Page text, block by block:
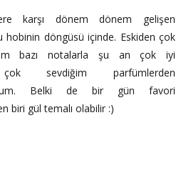
karşı dönem dönem gelişen
hobinin döngüsü içinde. Eskiden çok
bazı notalarla şu an çok iyi
çok sevdiğim parfümlerden
Belki de bir gün favori
biri gül temalı olabilir :)